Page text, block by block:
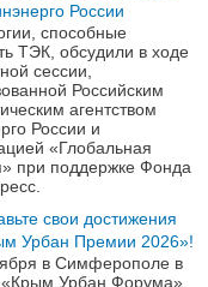
России
способные
ТЭК, обсудили в ходе
сессии,
Российским
агентством
России и
«Глобальная
при поддержке Фонда
свои достижения
Урбан Премии 2026»!
в Симферополе в
«Крым Урбан Форума»